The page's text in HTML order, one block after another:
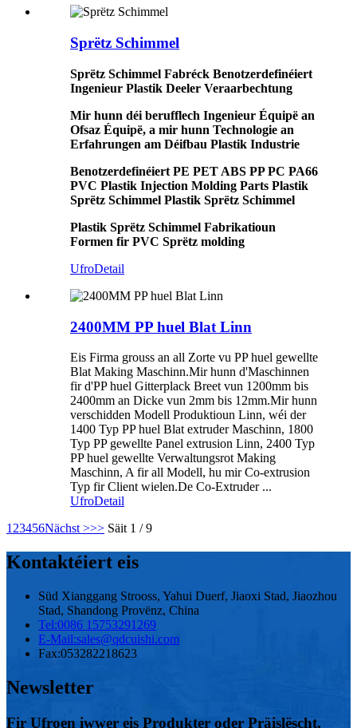
Sprëtz Schimmel
Sprëtz Schimmel Fabréck Benotzerdefinéiert
Ingenieur Plastik Deeler Veraarbechtung
Mir hunn déi berufflech Ingenieur Équipë an
Ofsaz Équipë, a mir hunn Technologie an
Erfahrungen am Déifbau Plastik Industrie
Benotzerdefinéiert PE PET ABS PP PC PA66
PVC Plastik Injection Molding Parts Plastik
Sprëtz Schimmel Plastik Sprëtz Schimmel
Plastik Sprëtz Schimmel Fabrikatioun
Formen fir PVC Sprëtz molding
UfroDetail
2400MM PP huel Blat Linn
Eis Firma grouss an all Zorte vu PP huel gewellte
Blat Making Maschinn.Mir hunn d'Maschinnen
fir d'PP huel Gitterplack Breet vun 1200mm bis
2400mm an Dicke vun 2mm bis 12mm.Mir hunn
verschidden Modell Produktioun Linn, wéi der
1400 Typ PP huel Blat extruder Maschinn, 1800
Typ PP gewellte Panel extrusion Linn, 2400 Typ
PP huel gewellte Verwaltungsrot Making
Maschinn, A fir all Modell, hu mir Co-extrusion
Typ fir Client wielen.De Co-Extruder ...
UfroDetail
1 23456Nächst >>> Säit 1 / 9
Kontaktéiert eis
Süd Xianggang Strooss, Yahui Duerf, Jiaoxi Stad, Jiaozhou
Stad, Shandong Provënz, China
Tel:0086 15753291269
E-Mail:sales@qdcuishi.com
Fax:053282218623
Newsletter
Fir Ufroen iwwer eis Produkter oder Präislëscht,